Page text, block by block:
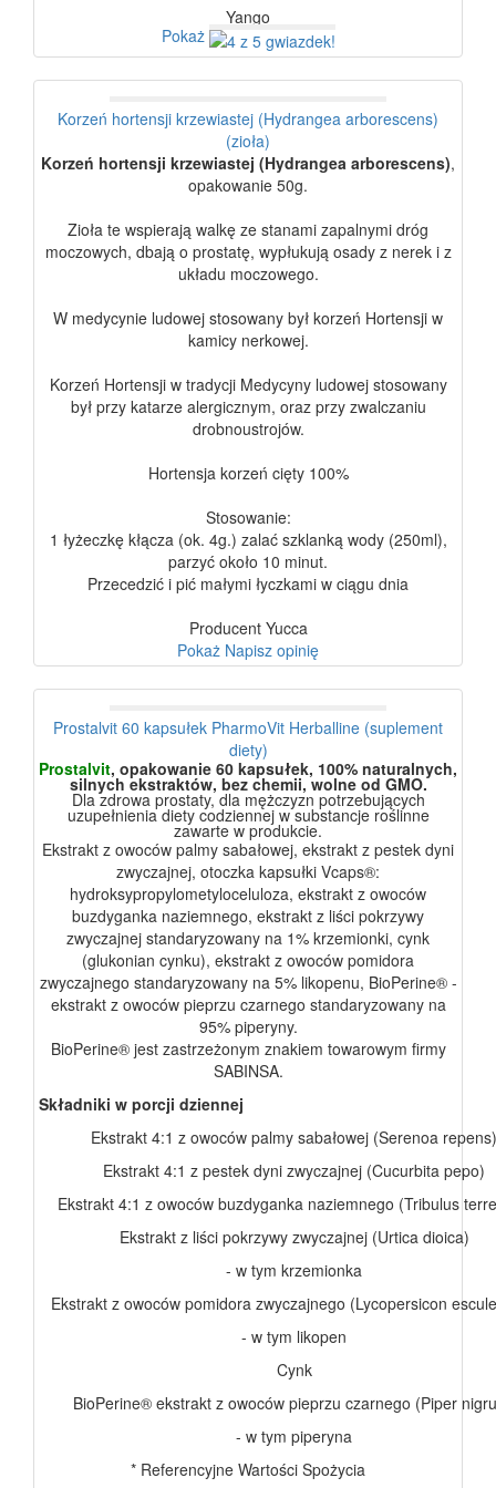
Yango
Pokaż
Korzeń hortensji krzewiastej (Hydrangea arborescens)
(zioła)
Korzeń hortensji krzewiastej (Hydrangea arborescens),
opakowanie 50g.
Zioła te wspierają walkę ze stanami zapalnymi dróg
moczowych, dbają o prostatę, wypłukują osady z nerek i z
układu moczowego.
W medycynie ludowej stosowany był korzeń Hortensji w
kamicy nerkowej.
Korzeń Hortensji w tradycji Medycyny ludowej stosowany
był przy katarze alergicznym, oraz przy zwalczaniu
drobnoustrojów.
Hortensja korzeń cięty 100%
Stosowanie:
1 łyżeczkę kłącza (ok. 4g.) zalać szklanką wody (250ml),
parzyć około 10 minut.
Przecedzić i pić małymi łyczkami w ciągu dnia
Producent Yucca
Pokaż Napisz opinię
Prostalvit 60 kapsułek PharmoVit Herballine (suplement
diety)
Prostalvit, opakowanie 60 kapsułek, 100% naturalnych,
silnych ekstraktów, bez chemii, wolne od GMO.
Dla zdrowa prostaty, dla mężczyzn potrzebujących
uzupełnienia diety codziennej w substancje roślinne
zawarte w produkcie.
Ekstrakt z owoców palmy sabałowej, ekstrakt z pestek dyni
zwyczajnej, otoczka kapsułki Vcaps®:
hydroksypropylometyloceluloza, ekstrakt z owoców
buzdyganka naziemnego, ekstrakt z liści pokrzywy
zwyczajnej standaryzowany na 1% krzemionki, cynk
(glukonian cynku), ekstrakt z owoców pomidora
zwyczajnego standaryzowany na 5% likopenu, BioPerine® -
ekstrakt z owoców pieprzu czarnego standaryzowany na
95% piperyny.
BioPerine® jest zastrzeżonym znakiem towarowym firmy
SABINSA.
Składniki w porcji dziennej
Ekstrakt 4:1 z owoców palmy sabałowej (Serenoa repens)
Ekstrakt 4:1 z pestek dyni zwyczajnej (Cucurbita pepo)
Ekstrakt 4:1 z owoców buzdyganka naziemnego (Tribulus
Ekstrakt z liści pokrzywy zwyczajnej (Urtica dioica)
- w tym krzemionka
Ekstrakt z owoców pomidora zwyczajnego (Lycopersicon
- w tym likopen
Cynk
BioPerine® ekstrakt z owoców pieprzu czarnego (Piper
- w tym piperyna
* Referencyjne Wartości Spożycia